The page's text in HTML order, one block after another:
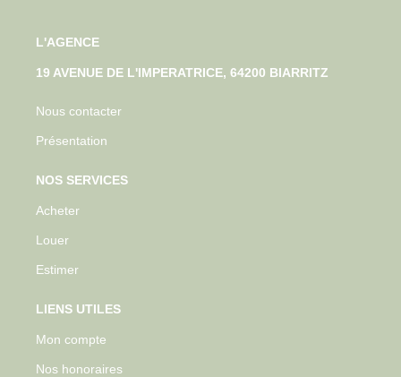
L'AGENCE
19 AVENUE DE L'IMPERATRICE, 64200 BIARRITZ
Nous contacter
Présentation
NOS SERVICES
Acheter
Louer
Estimer
LIENS UTILES
Mon compte
Nos honoraires